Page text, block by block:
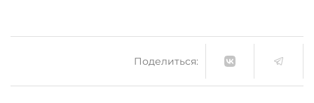
Поделиться: